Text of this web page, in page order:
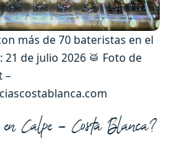
más de 70 bateristas en el
21 de julio 2026 🥁 Foto de
–
Calpe – Costa Blanca?